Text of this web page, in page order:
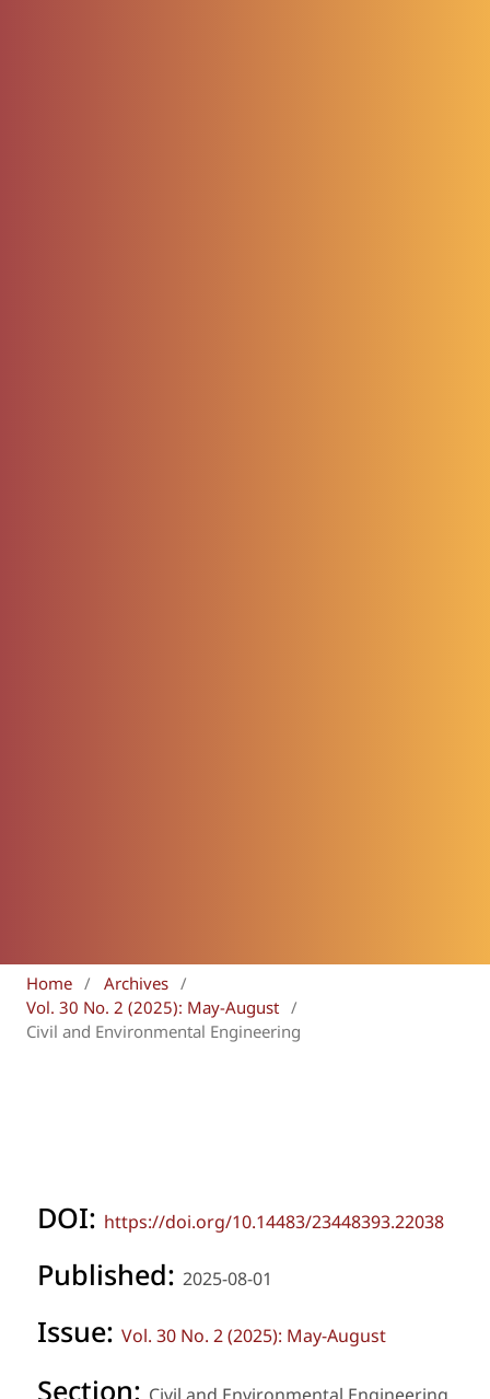
Home / Archives /
Vol. 30 No. 2 (2025): May-August /
Civil and Environmental Engineering
DOI: https://doi.org/10.14483/23448393.22038
Published: 2025-08-01
Issue: Vol. 30 No. 2 (2025): May-August
Section: